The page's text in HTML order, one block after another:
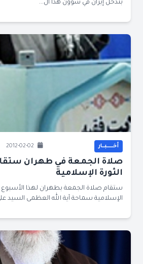
بتدخل إيران في شؤون هذا ال...
أخــــــبــار
صلاة الجمعة في طهران
الثورة الإسلامية
ستقام صلاة الجمعة بطهران لهذا الأسبوع
الإسلامية سماحة آية الله العظمى السيد